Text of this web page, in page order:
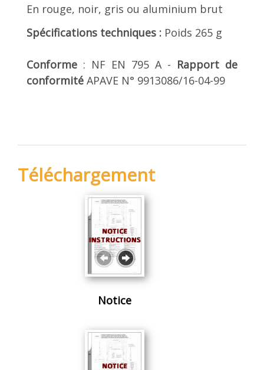
En rouge, noir, gris ou aluminium brut
Spécifications techniques : Poids 265 g
Conforme : NF EN 795 A - Rapport de
conformité APAVE N° 9913086/16-04-99
Téléchargement
Notice